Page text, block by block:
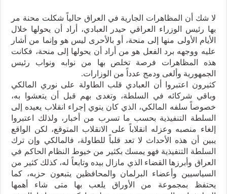
لا شك أن المظاهرات الجارية في العراق حالياً شكلت محنة مر
بها رئيس الوزراء العراقي حيدر العبادي، أراد أن يحولها خلال
الأيام الأولى منها إلى منحة، أو بالأحرى ليس هو وإنما من أشار
عليه ووجهه برد الفعل هو من أراد أن يحولها إلى منحة، فكانت
هذه المظاهرات فرصة تخلص بها من نوابه ونواب رئيس
الجمهورية وألغى ودمج عدداً من الوزارات.
كثيرون اعتبروا أن العبادي قلب الطاولة على نوري المالكي
وباقي شركائه في السلطة، وتغدى بهم قبل أن يتعشوا به،
خصوصاً سلفه المالكي، الذي كان ينوي إجراء انقلاب يعيده إلى
السلطة التنفيذية بحسب ما تسرب من أخبار، ولذلك اعتبروا
إلغاء منصبه وعزله انقلاباً على الانقلاب المتوقع، لكن الواقع
يبين أن هذه الأحداث لا تعد قلباً للطاولة، فالمالكي وإن ترك
السلطة التنفيذية فهو يمسك بكثير من خيوط النظام الحاكم في
العراق وأبرزها القضاء الذي مازال بيده وتابعاً له، كذلك كثير من
السياسيين وأعضاء البرلمان والمحافظين يتبعون حزبه، كما
يحتفظ بمجموعة من الأوراق يلعب بها متى شاء أهمها